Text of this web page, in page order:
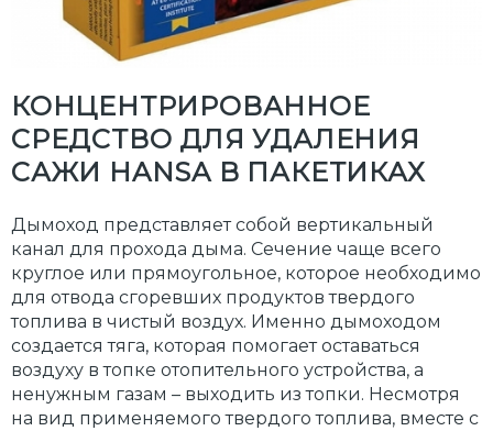
КОНЦЕНТРИРОВАННОЕ
СРЕДСТВО ДЛЯ УДАЛЕНИЯ
САЖИ HANSA В ПАКЕТИКАХ
Дымоход представляет собой вертикальный
канал для прохода дыма. Сечение чаще всего
круглое или прямоугольное, которое необходимо
для отвода сгоревших продуктов твердого
топлива в чистый воздух. Именно дымоходом
создается тяга, которая помогает оставаться
воздуху в топке отопительного устройства, а
ненужным газам – выходить из топки. Несмотря
на вид применяемого твердого топлива, вместе с